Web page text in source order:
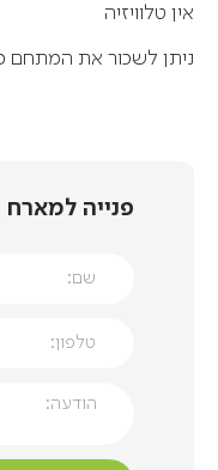
אין טלוויזיה
ניתן לשכור את המתחם
פנייה למארח